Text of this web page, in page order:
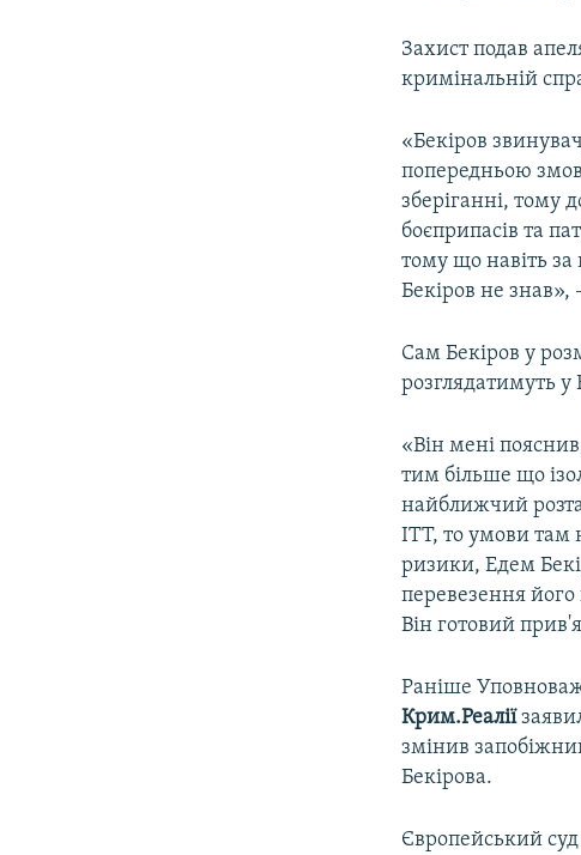
Захист подав
кримінальній
«Бекіров
попередньою
зберіганні, тому
боєприпасів та
тому що навіть
Бекіров не знав»,
Сам Бекіров у
розглядатимуть
«Він мені
тим більше що
найближчий
ІТТ, то умови там
ризики, Едем
перевезення його
Він готовий
Раніше
Крим.Реалії
змінив
Бекірова.
Європейський суд